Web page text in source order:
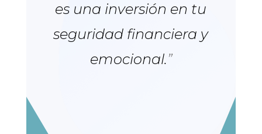
es una inversión en tu
seguridad financiera y
emocional.”